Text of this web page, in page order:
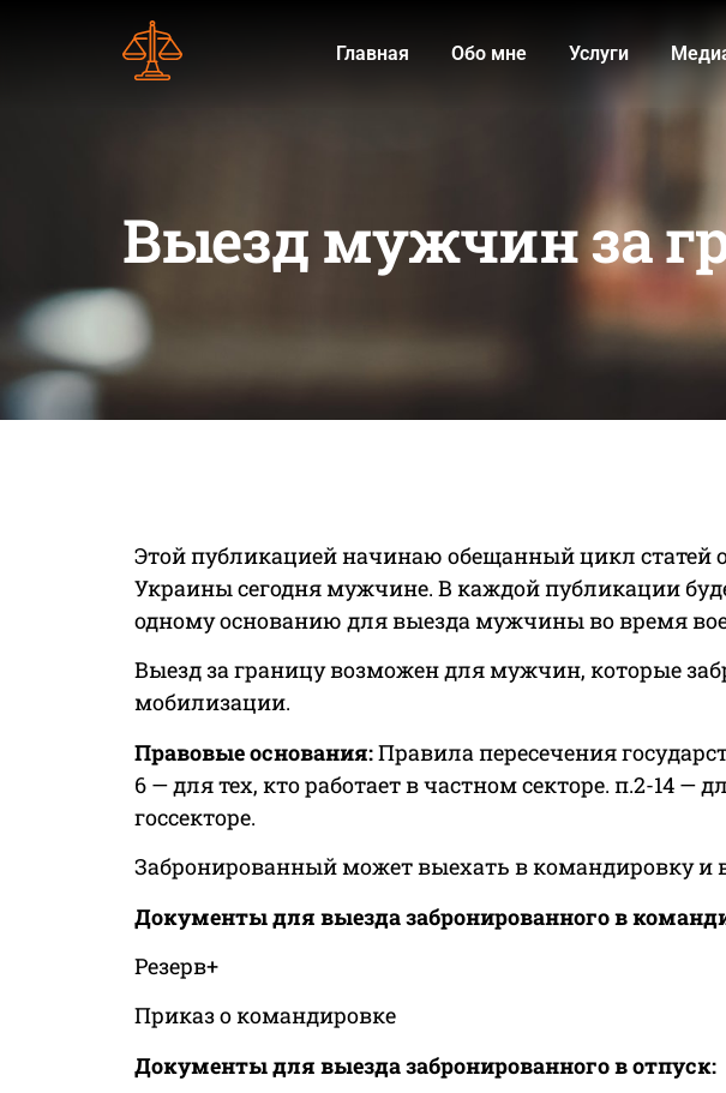
Главная Обо мне Услуги
Выезд мужчин за
Этой публикацией начинаю обещанный цикл статей
Украины сегодня мужчине. В каждой публикации
одному основанию для выезда мужчины во время
Выезд за границу возможен для мужчин, которые
мобилизации.
Правовые основания:Правила пересечения
6 — для тех, кто работает в частном секторе. п.2-14 —
госсекторе.
Забронированный может выехать в командировку и
Документы для выезда забронированного в
Резерв+
Приказ о командировке
Документы для выезда забронированного в отпуск: